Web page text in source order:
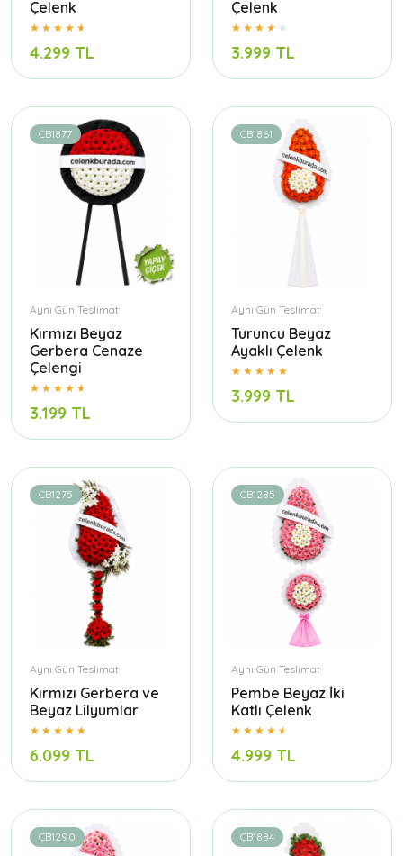
Çelenk
4.299 TL
Çelenk
3.999 TL
CB1877
Aynı Gün Teslimat
Kırmızı Beyaz
Gerbera Cenaze
Çelengi
3.199 TL
CB1861
Aynı Gün Teslimat
Turuncu Beyaz
Ayaklı Çelenk
3.999 TL
CB1275
Aynı Gün Teslimat
Kırmızı Gerbera ve
Beyaz Lilyumlar
6.099 TL
CB1285
Aynı Gün Teslimat
Pembe Beyaz İki
Katlı Çelenk
4.999 TL
CB1290 CB1884